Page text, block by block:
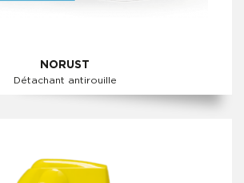
NORUST
Détachant antirouille